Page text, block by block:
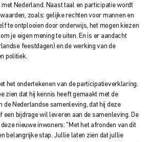
Nederland. Naast taal en participatie wordt
zoals: gelijke rechten voor mannen en
te ontplooien door onderwijs, het mogen kiezen
je eigen mening te uiten. En is er aandacht
feestdagen) en de werking van de
politiek.
het ondertekenen van de participatieverklaring.
zien dat hij kennis heeft gemaakt met de
de Nederlandse samenleving, dat hij deze
een bijdrage wil leveren aan de samenleving. De
nieuwe inwoners: ”Met het afronden van dit
belangrijke stap. Jullie laten zien dat jullie